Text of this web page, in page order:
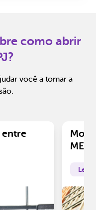
como abrir
você a tomar a
entre
ME?
Leia